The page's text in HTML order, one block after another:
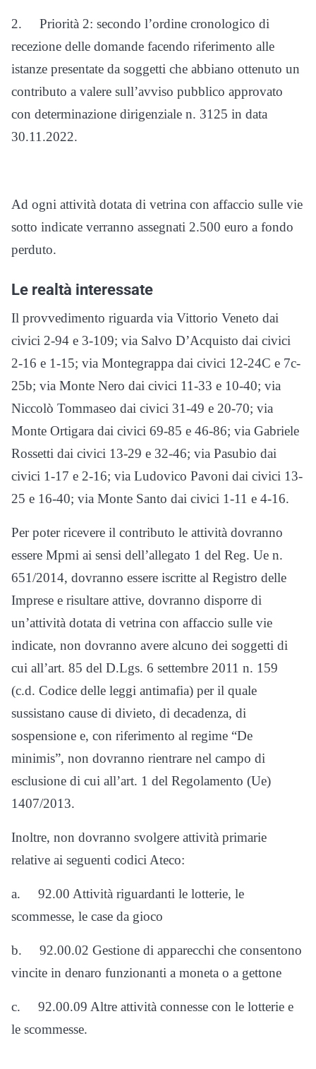
2. Priorità 2: secondo l’ordine cronologico di
recezione delle domande facendo riferimento alle
istanze presentate da soggetti che abbiano ottenuto un
contributo a valere sull’avviso pubblico approvato
con determinazione dirigenziale n. 3125 in data
30.11.2022.
Ad ogni attività dotata di vetrina con affaccio sulle vie
sotto indicate verranno assegnati 2.500 euro a fondo
perduto.
Le realtà interessate
Il provvedimento riguarda via Vittorio Veneto dai
civici 2-94 e 3-109; via Salvo D’Acquisto dai civici
2-16 e 1-15; via Montegrappa dai civici 12-24C e 7c-
25b; via Monte Nero dai civici 11-33 e 10-40; via
Niccolò Tommaseo dai civici 31-49 e 20-70; via
Monte Ortigara dai civici 69-85 e 46-86; via Gabriele
Rossetti dai civici 13-29 e 32-46; via Pasubio dai
civici 1-17 e 2-16; via Ludovico Pavoni dai civici 13-
25 e 16-40; via Monte Santo dai civici 1-11 e 4-16.
Per poter ricevere il contributo le attività dovranno
essere Mpmi ai sensi dell’allegato 1 del Reg. Ue n.
651/2014, dovranno essere iscritte al Registro delle
Imprese e risultare attive, dovranno disporre di
un’attività dotata di vetrina con affaccio sulle vie
indicate, non dovranno avere alcuno dei soggetti di
cui all’art. 85 del D.Lgs. 6 settembre 2011 n. 159
(c.d. Codice delle leggi antimafia) per il quale
sussistano cause di divieto, di decadenza, di
sospensione e, con riferimento al regime “De
minimis”, non dovranno rientrare nel campo di
esclusione di cui all’art. 1 del Regolamento (Ue)
1407/2013.
Inoltre, non dovranno svolgere attività primarie
relative ai seguenti codici Ateco:
a. 92.00 Attività riguardanti le lotterie, le
scommesse, le case da gioco
b. 92.00.02 Gestione di apparecchi che consentono
vincite in denaro funzionanti a moneta o a gettone
c. 92.00.09 Altre attività connesse con le lotterie e
le scommesse.